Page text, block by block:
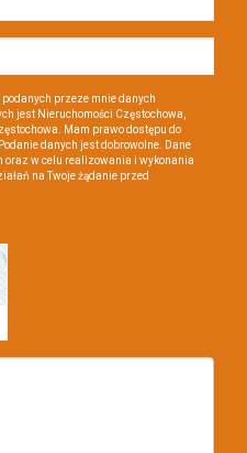
przeze mnie danych
jest Nieruchomości Częstochowa,
Mam prawo dostępu do
danych jest dobrowolne. Dane
oraz w celu realizowania i wykonania
na Twoje żądanie przed